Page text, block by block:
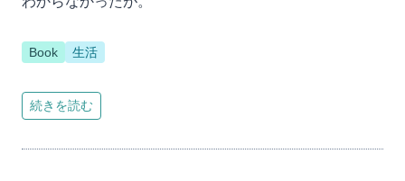
Book 生活
続きを読む